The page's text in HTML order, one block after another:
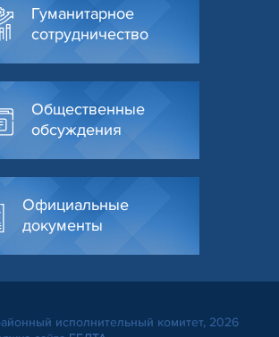
Гуманитарное
сотрудничество
Общественные
обсуждения
Официальные
документы
исполнительный комитет, 2026